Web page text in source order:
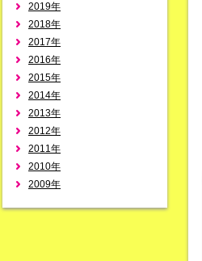
2019年
2018年
2017年
2016年
2015年
2014年
2013年
2012年
2011年
2010年
2009年